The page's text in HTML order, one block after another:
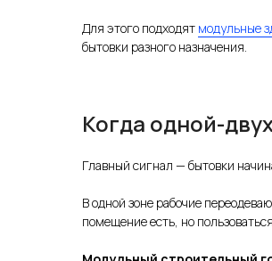
Для этого подходят модульные
бытовки разного назначения.
Когда одной-
Главный сигнал — бытовки
В одной зоне рабочие
помещение есть, но